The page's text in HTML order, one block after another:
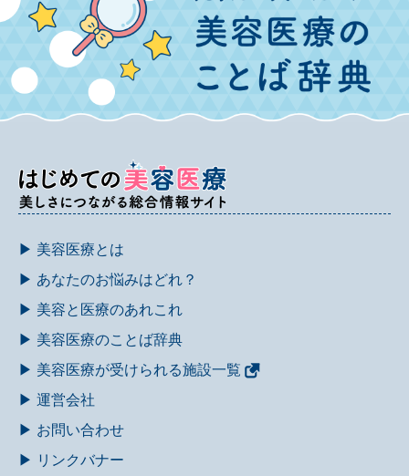
▶ 美容医療とは
▶ あなたのお悩みはどれ？
▶ 美容と医療のあれこれ
▶ 美容医療のことば辞典
▶ 美容医療が受けられる施設一覧
▶ 運営会社
▶ お問い合わせ
▶ リンクバナー